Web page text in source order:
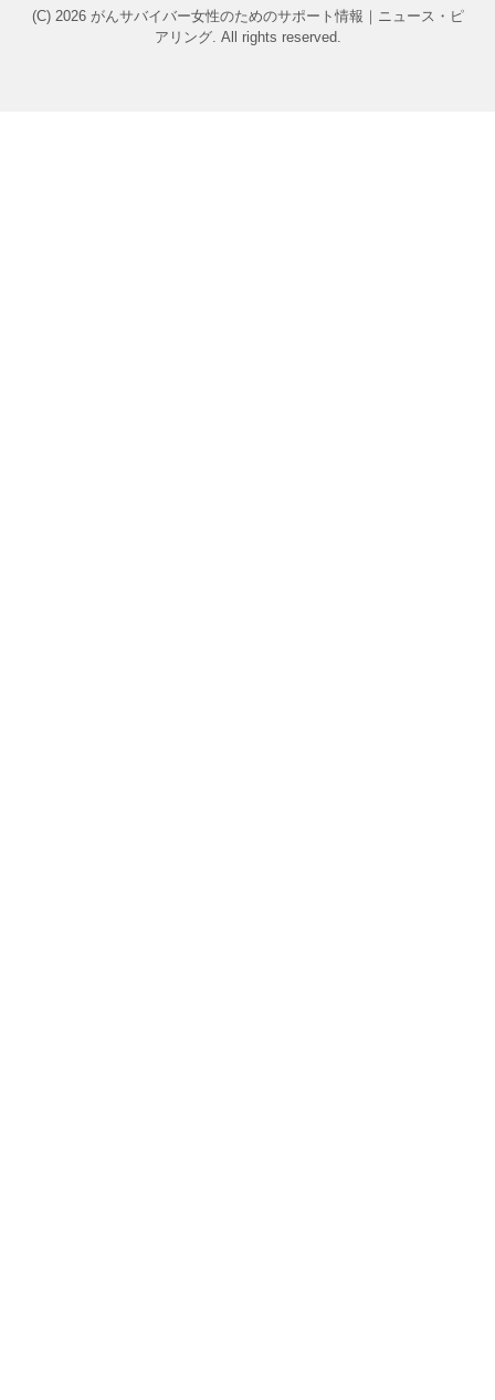
(C) 2026 がんサバイバー女性のためのサポート情報｜ニュース・ピ
アリング. All rights reserved.